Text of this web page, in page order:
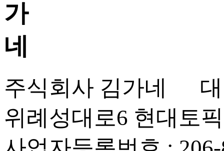
주식회사 김가네
위례성대로6 현대토